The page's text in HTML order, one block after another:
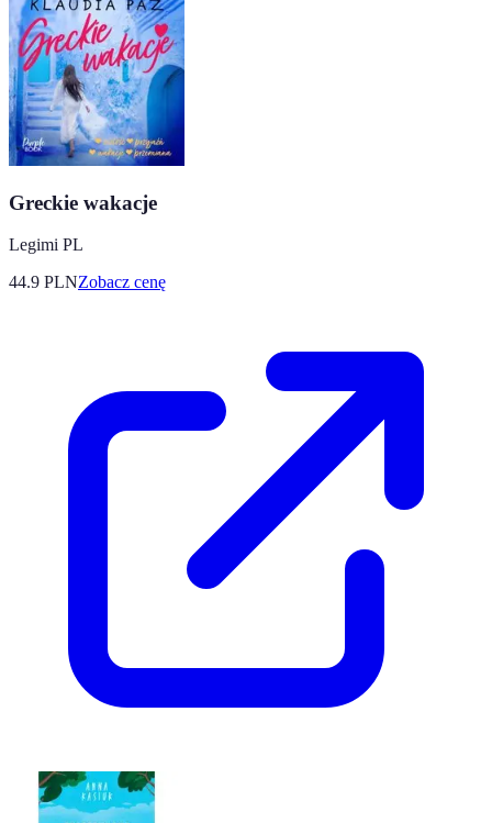
Greckie wakacje
Legimi PL
44.9 PLNZobacz cenę